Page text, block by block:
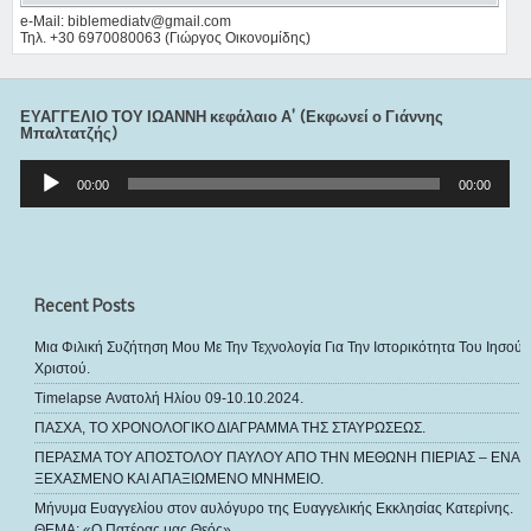
e-Mail: biblemediatv@gmail.com
Τηλ. +30 6970080063 (Γιώργος Οικονομίδης)
ΕΥΑΓΓΕΛΙΟ ΤΟΥ ΙΩΑΝΝΗ κεφάλαιο Α’ (Εκφωνεί ο Γιάννης
Μπαλτατζής)
Αναπαραγωγής
00:00 00:00
Recent Posts
Μια Φιλική Συζήτηση Μου Με Την Τεχνολογία Για Την Ιστορικότητα Του Ιησού
Χριστού.
Timelapse Ανατολή Ηλίου 09-10.10.2024.
ΠΑΣΧΑ, ΤΟ ΧΡΟΝΟΛΟΓΙΚΟ ΔΙΑΓΡΑΜΜΑ ΤΗΣ ΣΤΑΥΡΩΣΕΩΣ.
ΠΕΡΑΣΜΑ ΤΟΥ ΑΠΟΣΤΟΛΟΥ ΠΑΥΛΟΥ ΑΠΟ ΤΗΝ ΜΕΘΩΝΗ ΠΙΕΡΙΑΣ – ΕΝΑ
ΞΕΧΑΣΜΕΝΟ ΚΑΙ ΑΠΑΞΙΩΜΕΝΟ ΜΝΗΜΕΙΟ.
Μήνυμα Ευαγγελίου στον αυλόγυρο της Ευαγγελικής Εκκλησίας Κατερίνης.